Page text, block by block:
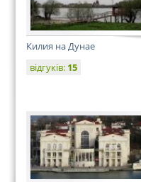
Килия на Дунае
відгуків: 15